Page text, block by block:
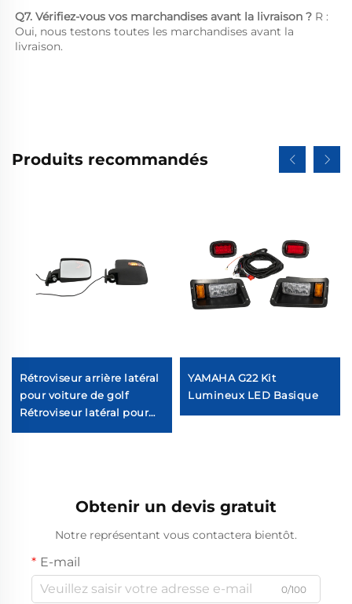
Q7. Vérifiez-vous vos marchandises avant la livraison ? R :
Oui, nous testons toutes les marchandises avant la
livraison.
Produits recommandés
Rétroviseur arrière latéral
pour voiture de golf
Rétroviseur latéral pour
YAMAHA G22 Kit
Lumineux LED Basique
Obtenir un devis gratuit
Notre représentant vous contactera bientôt.
E-mail
0/100